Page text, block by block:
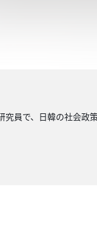
員で、日韓の社会政